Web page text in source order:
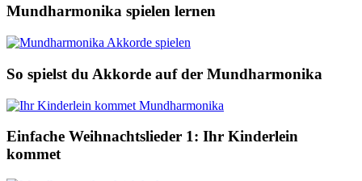
Mundharmonika spielen lernen
So spielst du Akkorde auf der Mundharmonika
Einfache Weihnachtslieder 1: Ihr Kinderlein
kommet